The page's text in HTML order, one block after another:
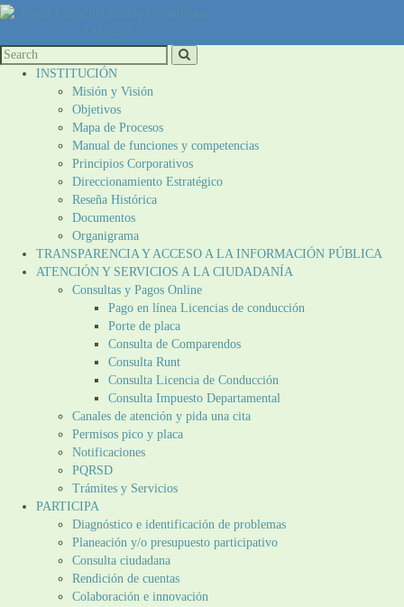
INSTITUCIÓN
Misión y Visión
Objetivos
Mapa de Procesos
Manual de funciones y competencias
Principios Corporativos
Direccionamiento Estratégico
Reseña Histórica
Documentos
Organigrama
TRANSPARENCIA Y ACCESO A LA INFORMACIÓN PÚBLICA
ATENCIÓN Y SERVICIOS A LA CIUDADANÍA
Consultas y Pagos Online
Pago en línea Licencias de conducción
Porte de placa
Consulta de Comparendos
Consulta Runt
Consulta Licencia de Conducción
Consulta Impuesto Departamental
Canales de atención y pida una cita
Permisos pico y placa
Notificaciones
PQRSD
Trámites y Servicios
PARTICIPA
Diagnóstico e identificación de problemas
Planeación y/o presupuesto participativo​
Consulta ciudadana
Rendición de cuentas
Colaboración e innovación